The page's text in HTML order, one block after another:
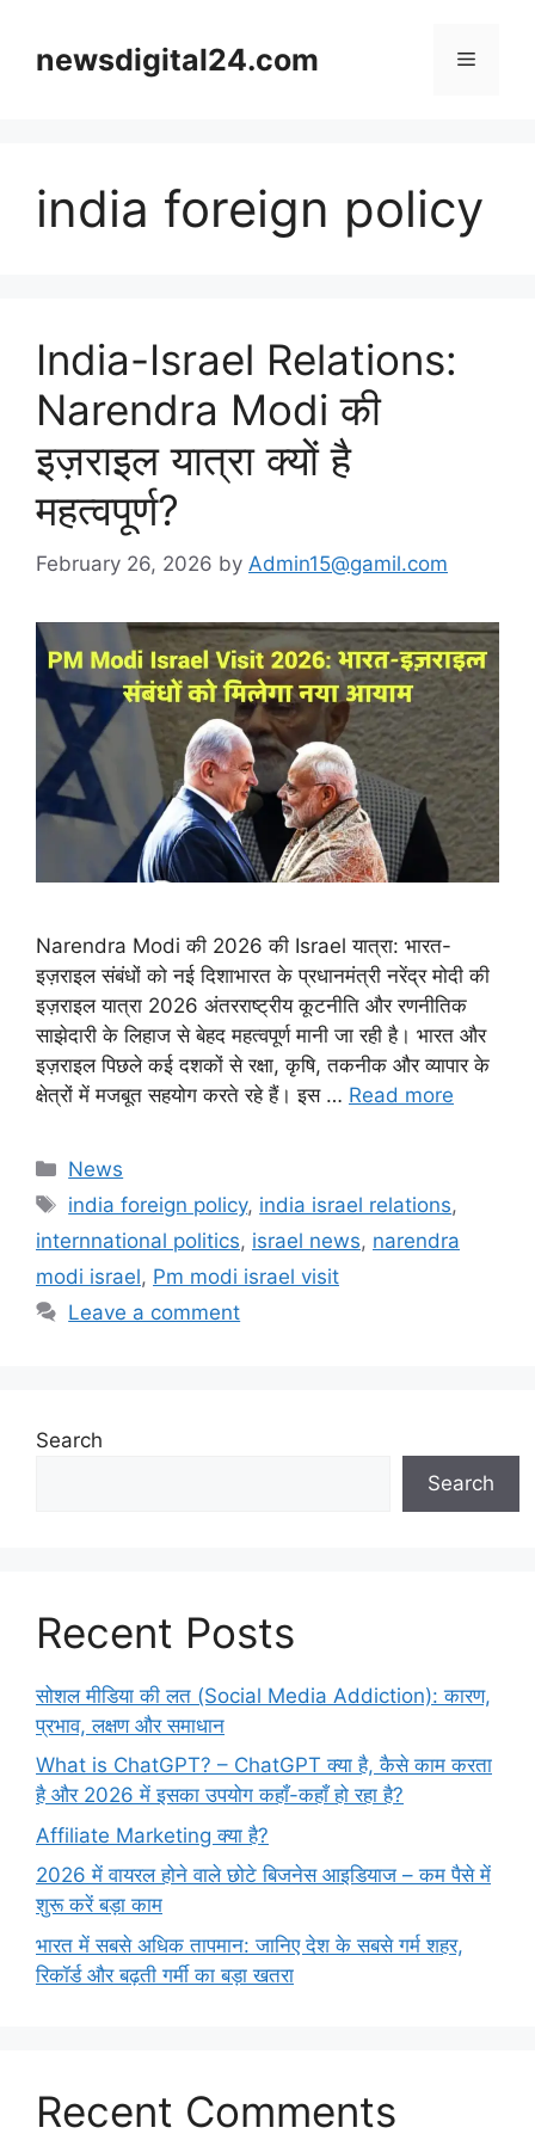
contentnewsdigital24.com Menu
india foreign policy
India-Israel Relations:
Narendra Modi की
इज़राइल यात्रा क्यों है
महत्वपूर्ण?
February 26, 2026 by Admin15@gamil.com
Narendra Modi की 2026 की Israel यात्रा: भारत-
इज़राइल संबंधों को नई दिशाभारत के प्रधानमंत्री नरेंद्र मोदी की
इज़राइल यात्रा 2026 अंतरराष्ट्रीय कूटनीति और रणनीतिक
साझेदारी के लिहाज से बेहद महत्वपूर्ण मानी जा रही है। भारत और
इज़राइल पिछले कई दशकों से रक्षा, कृषि, तकनीक और व्यापार के
क्षेत्रों में मजबूत सहयोग करते रहे हैं। इस … Read more
Categories
News
Tags
india foreign policy, india israel relations,
internnational politics, israel news, narendra
modi israel, Pm modi israel visit
Leave a comment
Search
Search
Recent Posts
सोशल मीडिया की लत (Social Media Addiction): कारण,
प्रभाव, लक्षण और समाधान
What is ChatGPT? – ChatGPT क्या है, कैसे काम करता
है और 2026 में इसका उपयोग कहाँ-कहाँ हो रहा है?
Affiliate Marketing क्या है?
2026 में वायरल होने वाले छोटे बिजनेस आइडियाज – कम पैसे में
शुरू करें बड़ा काम
भारत में सबसे अधिक तापमान: जानिए देश के सबसे गर्म शहर,
रिकॉर्ड और बढ़ती गर्मी का बड़ा खतरा
Recent Comments